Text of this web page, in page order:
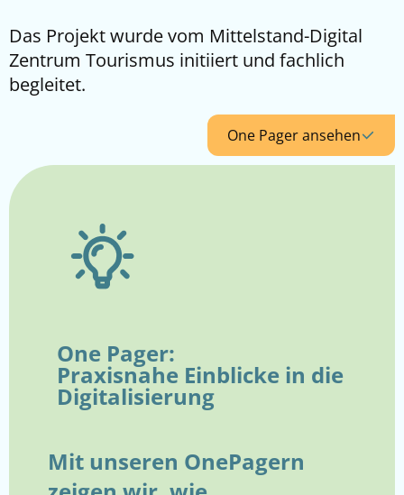
Das Projekt wurde vom Mittelstand-Digital
Zentrum Tourismus initiiert und fachlich
begleitet.
One Pager ansehen
One Pager:
Praxisnahe Einblicke in die
Digitalisierung
Mit unseren OnePagern